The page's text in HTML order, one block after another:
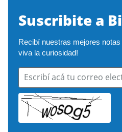
Suscribite a
Recibí nuestras mejores
viva la curiosidad!
Escribí acá tu correo